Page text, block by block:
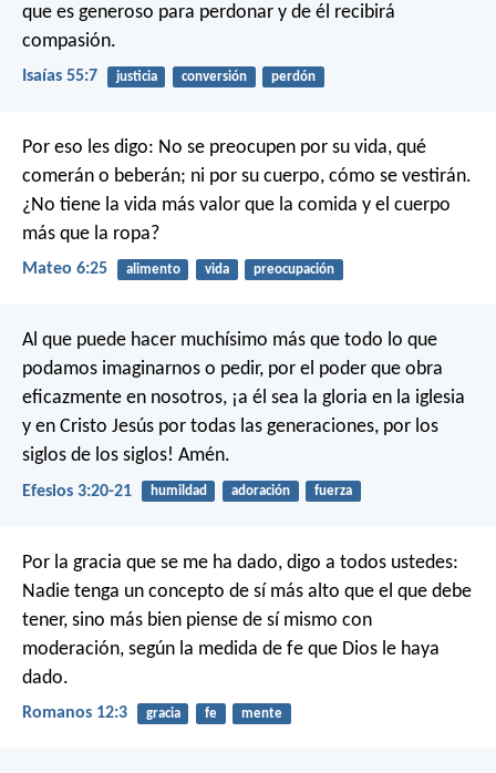
que es generoso para perdonar y de él recibirá
compasión.
Isaías 55:7 justicia conversión perdón
Por eso les digo: No se preocupen por su vida, qué
comerán o beberán; ni por su cuerpo, cómo se vestirán.
¿No tiene la vida más valor que la comida y el cuerpo
más que la ropa?
Mateo 6:25 alimento vida preocupación
Al que puede hacer muchísimo más que todo lo que
podamos imaginarnos o pedir, por el poder que obra
eficazmente en nosotros, ¡a él sea la gloria en la iglesia
y en Cristo Jesús por todas las generaciones, por los
siglos de los siglos! Amén.
Efesios 3:20-21 humildad adoración fuerza
Por la gracia que se me ha dado, digo a todos ustedes:
Nadie tenga un concepto de sí más alto que el que debe
tener, sino más bien piense de sí mismo con
moderación, según la medida de fe que Dios le haya
dado.
Romanos 12:3 gracia fe mente